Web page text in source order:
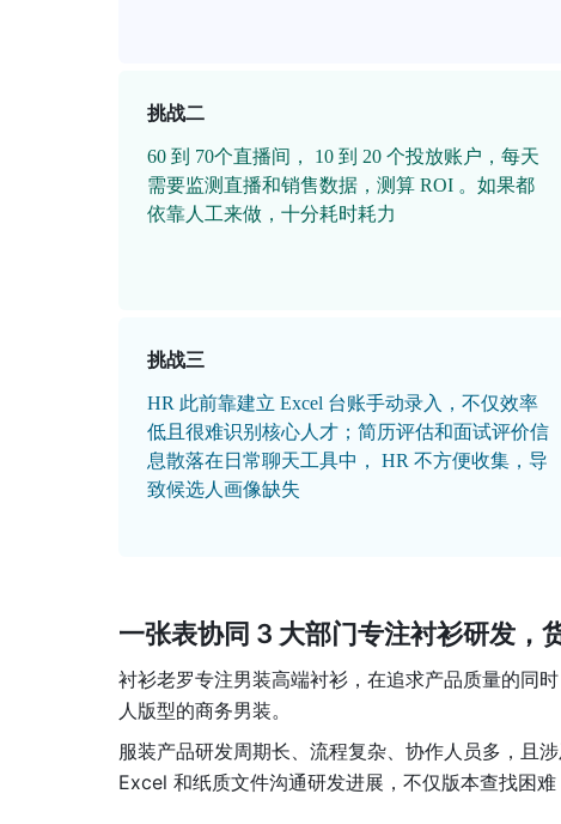
挑战二
60 到 70个直播间， 10 到 20 个投放账户，每天
需要监测直播和销售数据，测算 ROI 。如果都
依靠人工来做，十分耗时耗力
挑战三
HR 此前靠建立 Excel 台账手动录入，不仅效率
低且很难识别核心人才；简历评估和面试评价信
息散落在日常聊天工具中， HR 不方便收集，导
致候选人画像缺失
一张表协同 3 大部门专注衬衫研发，
衬衫老罗专注男装高端衬衫，在追求产品质量的同
人版型的商务男装。
服装产品研发周期长、流程复杂、协作人员多，且
Excel 和纸质文件沟通研发进展，不仅版本查找困